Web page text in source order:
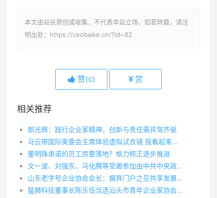
本文由站长原创或收集，不代表本站立场，如若转载，请注
明出处：https://ceobaike.cn/?id=82
赞(0) 赏
相关推荐
郎光辉：践行企业家精神，创新与责任需并驾齐驱
马云带国际奥委会主席体验虚拟试衣镜 我看起来更帅了
董明珠承诺的员工房要落地？格力称正逐步推进
文一波、刘强东、马化腾等受邀参加由中共中央政治局常委、国务院副总理汪洋主持的民营企业家迎春座谈会
山东老字号企业协会会长：摒弃门户之见共享发展经验
猛狮科技董事长陈乐伍当选汕头市青年企业家协会会长